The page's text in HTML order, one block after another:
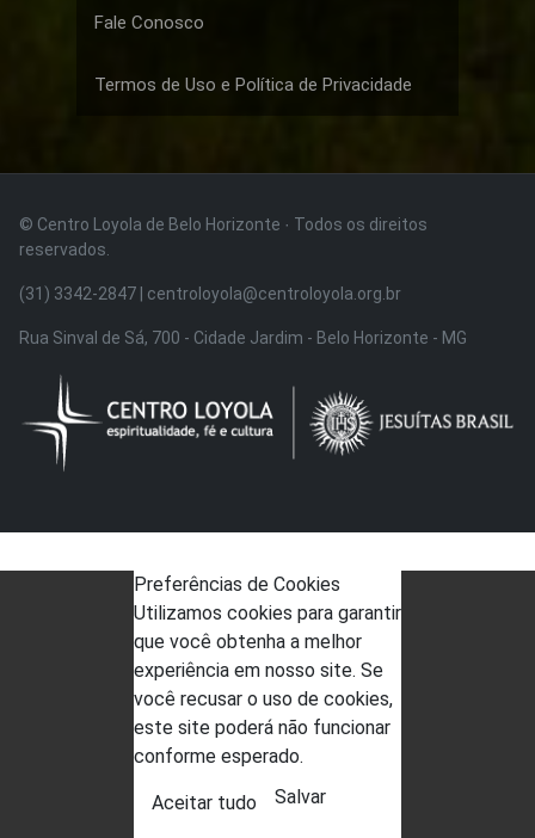
Fale Conosco
Termos de Uso e Política de Privacidade
© Centro Loyola de Belo Horizonte · Todos os direitos
reservados.
(31) 3342-2847 | centroloyola@centroloyola.org.br
Rua Sinval de Sá, 700 - Cidade Jardim - Belo Horizonte - MG
Preferências de Cookies
Utilizamos cookies para garantir
que você obtenha a melhor
experiência em nosso site. Se
você recusar o uso de cookies,
este site poderá não funcionar
conforme esperado.
Aceitar tudo Salvar